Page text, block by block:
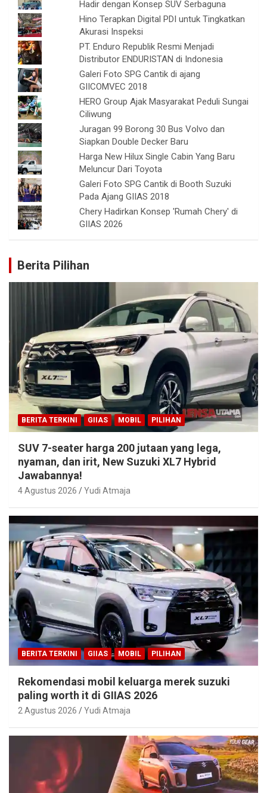
Hadir dengan Konsep SUV Serbaguna
Hino Terapkan Digital PDI untuk Tingkatkan
Akurasi Inspeksi
PT. Enduro Republik Resmi Menjadi
Distributor ENDURISTAN di Indonesia
Galeri Foto SPG Cantik di ajang
GIICOMVEC 2018
HERO Group Ajak Masyarakat Peduli Sungai
Ciliwung
Juragan 99 Borong 30 Bus Volvo dan
Siapkan Double Decker Baru
Harga New Hilux Single Cabin Yang Baru
Meluncur Dari Toyota
Galeri Foto SPG Cantik di Booth Suzuki
Pada Ajang GIIAS 2018
Chery Hadirkan Konsep 'Rumah Chery' di
GIIAS 2026
Berita Pilihan
BERITA TERKINI GIIAS MOBIL PILIHAN
SUV 7-seater harga 200 jutaan yang lega,
nyaman, dan irit, New Suzuki XL7 Hybrid
Jawabannya!
4 Agustus 2026 Yudi Atmaja
BERITA TERKINI GIIAS MOBIL PILIHAN
Rekomendasi mobil keluarga merek suzuki
paling worth it di GIIAS 2026
2 Agustus 2026 Yudi Atmaja